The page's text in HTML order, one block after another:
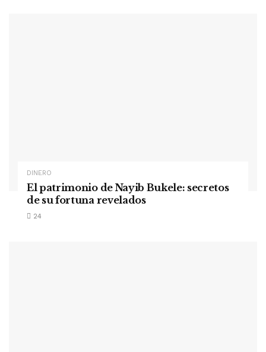
DINERO
El patrimonio de Nayib Bukele: secretos
de su fortuna revelados
24